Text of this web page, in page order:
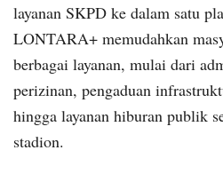
layanan SKPD ke dalam satu
LONTARA+ memudahkan
berbagai layanan, mulai dari
perizinan, pengaduan
hingga layanan hiburan publik
stadion.